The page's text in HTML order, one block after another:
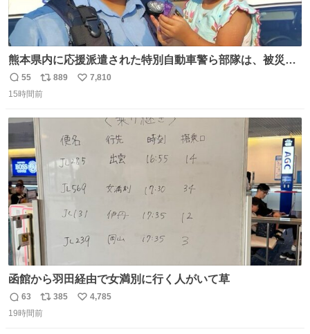
熊本県内に応援派遣された特別自動車警ら部隊は、被災場
所のみならず、避難所も回りながらパトロールを行ってい
ます。写真は、京都府警察の特別自動車警ら部隊が、上益
す。 #令和８年熊本地震 #京都府警察
返
信
55
リ
ポ
ト
数
889
い
7,810
15時間前
函館から羽田経由で女満別に行く人がいて草
返
信
63
リ
ポ
385
い
4,785
19時間前